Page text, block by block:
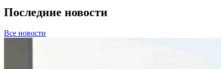
Последние новости
Все новости